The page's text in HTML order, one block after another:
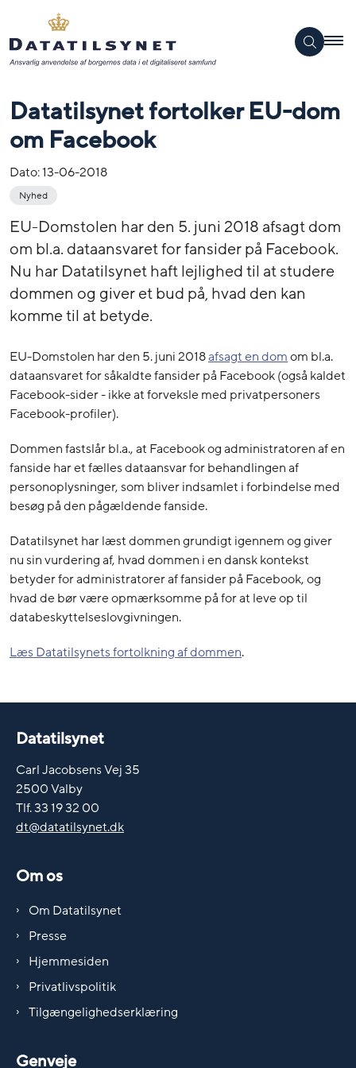
Datatilsynet fortolker EU-dom
om Facebook
Dato:13-06-2018
Nyhed
EU-Domstolen har den 5. juni 2018 afsagt dom
om bl.a. dataansvaret for fansider på Facebook.
Nu har Datatilsynet haft lejlighed til at studere
dommen og giver et bud på, hvad den kan
komme til at betyde.
EU-Domstolen har den 5. juni 2018afsagt en domom bl.a.
dataansvaret for såkaldte fansider på Facebook (også kaldet
Facebook-sider - ikke at forveksle med privatpersoners
Facebook-profiler).
Dommen fastslår bl.a., at Facebook og administratoren af en
fanside har et fælles dataansvar for behandlingen af
personoplysninger, som bliver indsamlet i forbindelse med
besøg på den pågældende fanside.
Datatilsynet har læst dommen grundigt igennem og giver
nu sin vurdering af, hvad dommen i en dansk kontekst
betyder for administratorer af fansider på Facebook, og
hvad de bør være opmærksomme på for at leve op til
databeskyttelseslovgivningen.
Læs Datatilsynets fortolkning af dommen.
Datatilsynet
Carl Jacobsens Vej 35
2500 Valby
Tlf. 33 19 32 00
dt@datatilsynet.dk
Om os
Om Datatilsynet
Presse
Hjemmesiden
Privatlivspolitik
Tilgængelighedserklæring
Genveje